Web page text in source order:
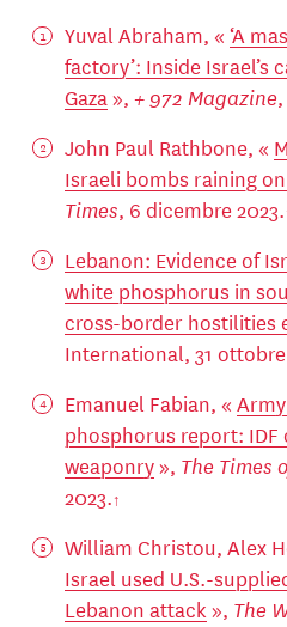
Yuval Abraham, « ‘A
factory’: Inside
Gaza», + 972 Magazine,
John Paul Rathbone, «
Israeli bombs raining on
Times, 6 dicembre 2023.
Lebanon: Evidence of
white phosphorus in
cross-border hostilities
International, 31 ottobre
Emanuel Fabian, «
phosphorus report: IDF
weaponry», The Times
2023.
William Christou, Alex
Israel used U.S.-
Lebanon attack », The